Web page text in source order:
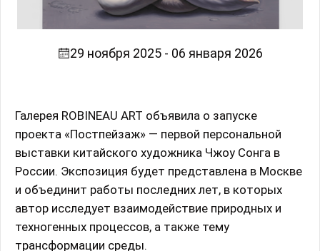
29 ноября 2025 - 06 января 2026
Галерея ROBINEAU ART объявила о запуске
проекта «Постпейзаж» — первой персональной
выставки китайского художника Чжоу Сонга в
России. Экспозиция будет представлена в Москве
и объединит работы последних лет, в которых
автор исследует взаимодействие природных и
техногенных процессов, а также тему
трансформации среды.